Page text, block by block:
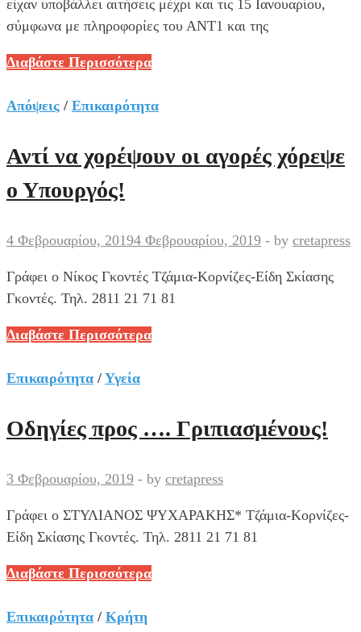
είχαν υποβάλλει αιτήσεις μέχρι και τις 15 Ιανουαρίου,
σύμφωνα με πληροφορίες του ΑΝΤ1 και της
Πότε
το
πετρελαίου
θέρμανσης
Διαβάστε Περισσότερα
Απόψεις / Επικαιρότητα
Αντί να χορέψουν οι αγορές χόρεψε
ο Υπουργός!
4 Φεβρουαρίου, 20194 Φεβρουαρίου, 2019 - by cretapress
Γράφει ο Νίκος Γκοντές Τζάμια-Κορνίζες-Είδη Σκίασης
Γκοντές. Τηλ. 2811 21 71 81
Αντί
χορέψουν
αγορές
χόρεψε
Υπουργός!
Διαβάστε Περισσότερα
Επικαιρότητα / Υγεία
Οδηγίες προς …. Γριπιασμένους!
3 Φεβρουαρίου, 2019 - by cretapress
Γράφει ο ΣΤΥΛΙΑΝΟΣ ΨΥΧΑΡΑΚΗΣ* Τζάμια-Κορνίζες-
Είδη Σκίασης Γκοντές. Τηλ. 2811 21 71 81
Οδηγίες
….
Διαβάστε Περισσότερα
Επικαιρότητα / Κρήτη